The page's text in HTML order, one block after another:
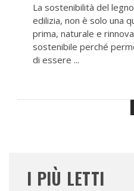
La sostenibilità del
edilizia, non è solo una
prima, naturale e
sostenibile perché
di essere ...
I PIÙ LETTI